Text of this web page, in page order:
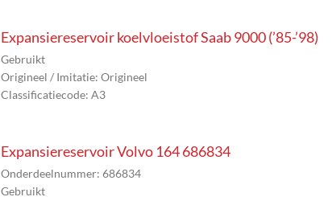
Expansiereservoir koelvloeistof Saab 9000 (’85-’98)
Gebruikt
Origineel / Imitatie: Origineel
Classificatiecode: A3
Expansiereservoir Volvo 164 686834
Onderdeelnummer: 686834
Gebruikt